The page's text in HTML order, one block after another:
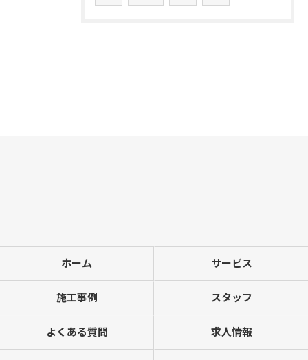
ホーム サービス
施工事例 スタッフ
よくある質問 求人情報